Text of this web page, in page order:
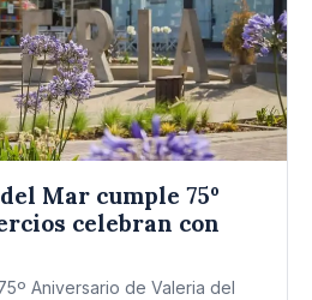
Mar cumple 75º
celebran con
Aniversario de Valeria del